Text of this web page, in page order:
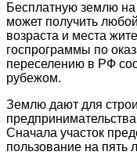
Бесплатную землю
может получить
возраста и места
госпрограммы по
переселению в РФ
рубежом.
Землю дают для
Сначала участок
пользование на пять